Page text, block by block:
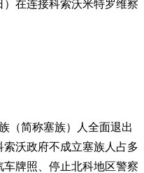
）在连接科索沃米特罗维察
（简称塞族）人全面退出
沃政府不成立塞族人占多
牌照、停止北科地区警察